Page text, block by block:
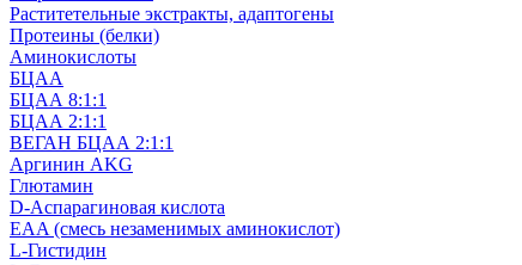
Раститетельные экстракты, адаптогены
Протеины (белки)
Аминокислоты
БЦАА
БЦАА 8:1:1
БЦАА 2:1:1
ВЕГАН БЦАА 2:1:1
Аргинин AKG
Глютамин
D-Аспарагиновая кислота
EAA (смесь незаменимых аминокислот)
L-Гистидин